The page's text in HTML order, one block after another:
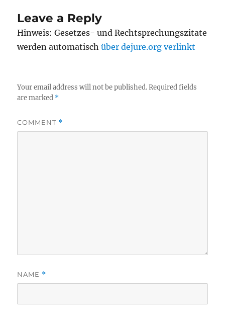
Leave a Reply
Hinweis: Gesetzes- und Rechtsprechungszitate
werden automatischüber dejure.org verlinkt
Your email address will not be published. Required fields
are marked *
COMMENT *
NAME *